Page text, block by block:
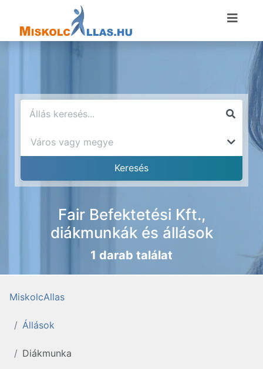
Fair Befektetési Kft.,
diákmunkák és állások
1 darab találat
MiskolcAllas
Állások
Diákmunka